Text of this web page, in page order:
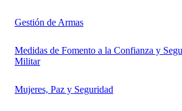
Gestión de Armas
Medidas de Fomento a la Confianza y
Militar
Mujeres, Paz y Seguridad